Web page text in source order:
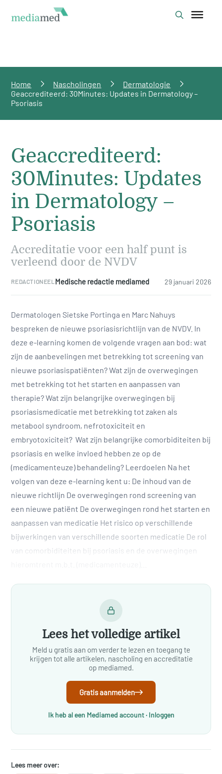
Home Nascholingen
Dermatologie
Geaccrediteerd: 30Minutes: Updates in Dermatology –
Psoriasis
Geaccrediteerd:
30Minutes: Updates
in Dermatology –
Psoriasis
Accreditatie voor een half punt is
verleend door de NVDV
REDACTIONEEL Medische redactie mediamed 29 januari 2026
Dermatologen Sietske Portinga en Marc Nahuys
bespreken de nieuwe psoriasisrichtlijn van de NVDV. In
deze e-learning komen de volgende vragen aan bod: wat
zijn de aanbevelingen met betrekking tot screening van
nieuwe psoriasispatiënten? Wat zijn de overwegingen
met betrekking tot het starten en aanpassen van
therapie? Wat zijn belangrijke overwegingen bij
psoriasismedicatie met betrekking tot zaken als
metabool syndroom, nefrotoxiciteit en
embryotoxiciteit? Wat zijn belangrijke comorbiditeiten bij
psoriasis en welke invloed hebben ze op de
(medicamenteuze) behandeling? Leerdoelen Na het
volgen van deze e-learning kent u: De inhoud van de
nieuwe richtlijn De overwegingen rond screening van
een nieuwe patiënt De overwegingen rond het starten en
aanpassen van medicatie Het risico op verschillende
bijwerkingen van verschillende soorten medicatie De rol
van comorbiditeiten bij psoriasis en de overwegingen
Lees het volledige artikel
Meld u gratis aan om verder te lezen en toegang te
krijgen tot alle artikelen, nascholing en accreditatie
op mediamed.
Gratis aanmelden
Ik heb al een Mediamed account · Inloggen
Lees meer over: